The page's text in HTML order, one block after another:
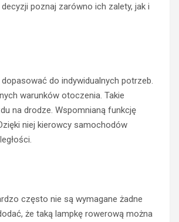
poznaj zarówno ich zalety, jak i
do indywidualnych potrzeb.
warunków otoczenia. Takie
na drodze. Wspomnianą funkcję
niej kierowcy samochodów
często nie są wymagane żadne
że taką lampkę rowerową można